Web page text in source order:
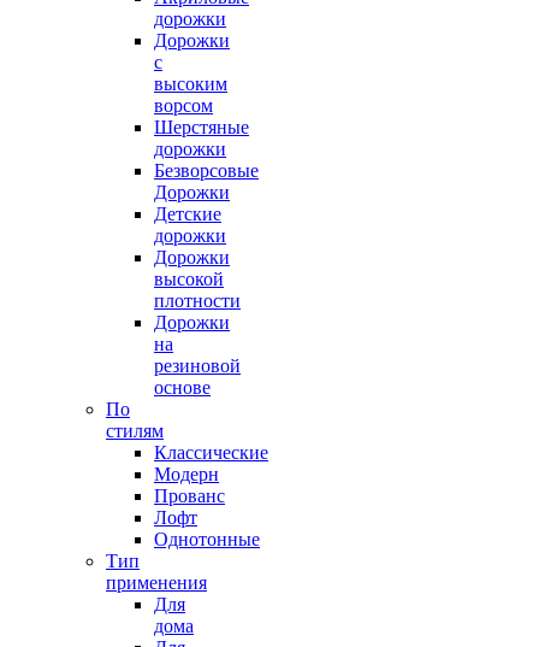
дорожки
Дорожки
с
высоким
ворсом
Шерстяные
дорожки
Безворсовые
Дорожки
Детские
дорожки
Дорожки
высокой
плотности
Дорожки
на
резиновой
основе
По
стилям
Классические
Модерн
Прованс
Лофт
Однотонные
Тип
применения
Для
дома